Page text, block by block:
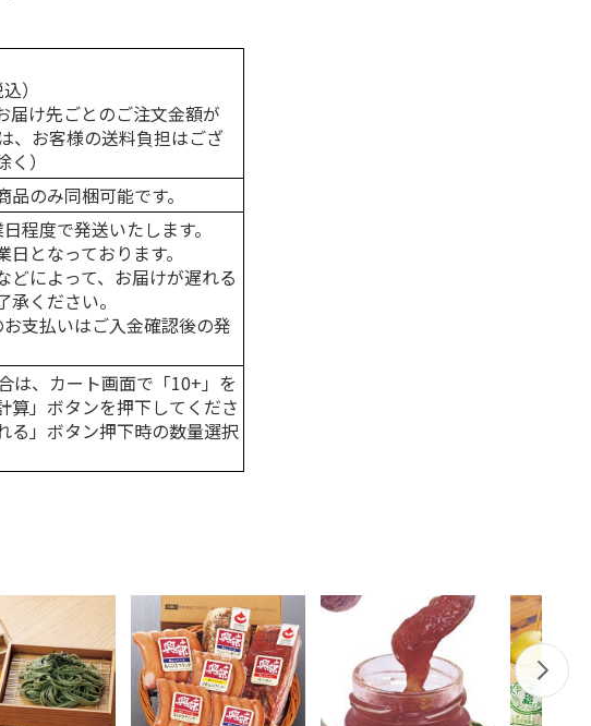
）
届け先ごとのご注文金額が
、お客様の送料負担はござ
）
品のみ同梱可能です。
程度で発送いたします。
となっております。
によって、お届けが遅れる
ください。
支払いはご入金確認後の発
は、カート画面で「10+」を
算」ボタンを押下してくださ
る」ボタン押下時の数量選択